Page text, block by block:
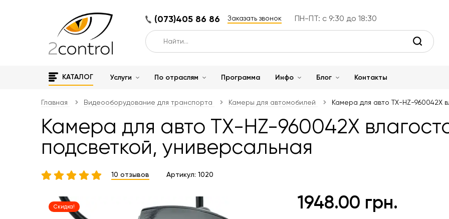
(073)405 86 86 Заказать звонок ПН-ПТ: с 9:30 до 18:30
КАТАЛОГ Услуги По отраслям Программа Инфо Блог Контакты
Главная Видеооборудование для транспорта Камеры для автомобилей Камера для авто TX-HZ-960042X
Камера для авто TX-HZ-960042X
подсветкой, универсальная
10 отзывов Артикул: 1020
Скидка! 1948.00 грн.